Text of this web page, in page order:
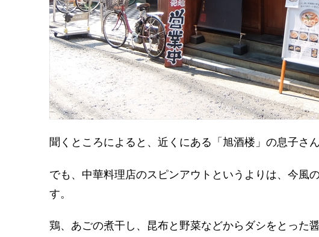
聞くところによると、近くにある「旭酒楼」の息子さ
でも、中華料理店のスピンアウトというよりは、今風
す。
鶏、あごの煮干し、昆布と野菜などからダシをとった